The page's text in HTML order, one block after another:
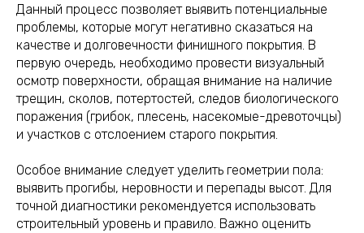
Данный процесс позволяет выявить потенциальные
проблемы, которые могут негативно сказаться на
качестве и долговечности финишного покрытия. В
первую очередь, необходимо провести визуальный
осмотр поверхности, обращая внимание на наличие
трещин, сколов, потертостей, следов биологического
поражения (грибок, плесень, насекомые-древоточцы)
и участков с отслоением старого покрытия.
Особое внимание следует уделить геометрии пола:
выявить прогибы, неровности и перепады высот. Для
точной диагностики рекомендуется использовать
строительный уровень и правило. Важно оценить